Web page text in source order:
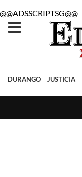
@@ADSSCRIPTSG@@
DURANGO JUSTICIA